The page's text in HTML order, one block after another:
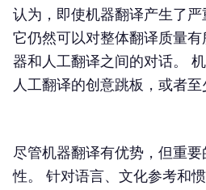
认为，即使机器翻译产生了严
它仍然可以对整体翻译质量
器和人工翻译之间的对话。
人工翻译的创意跳板，或者至
尽管机器翻译有优势，但重
性。 针对语言、文化参考和